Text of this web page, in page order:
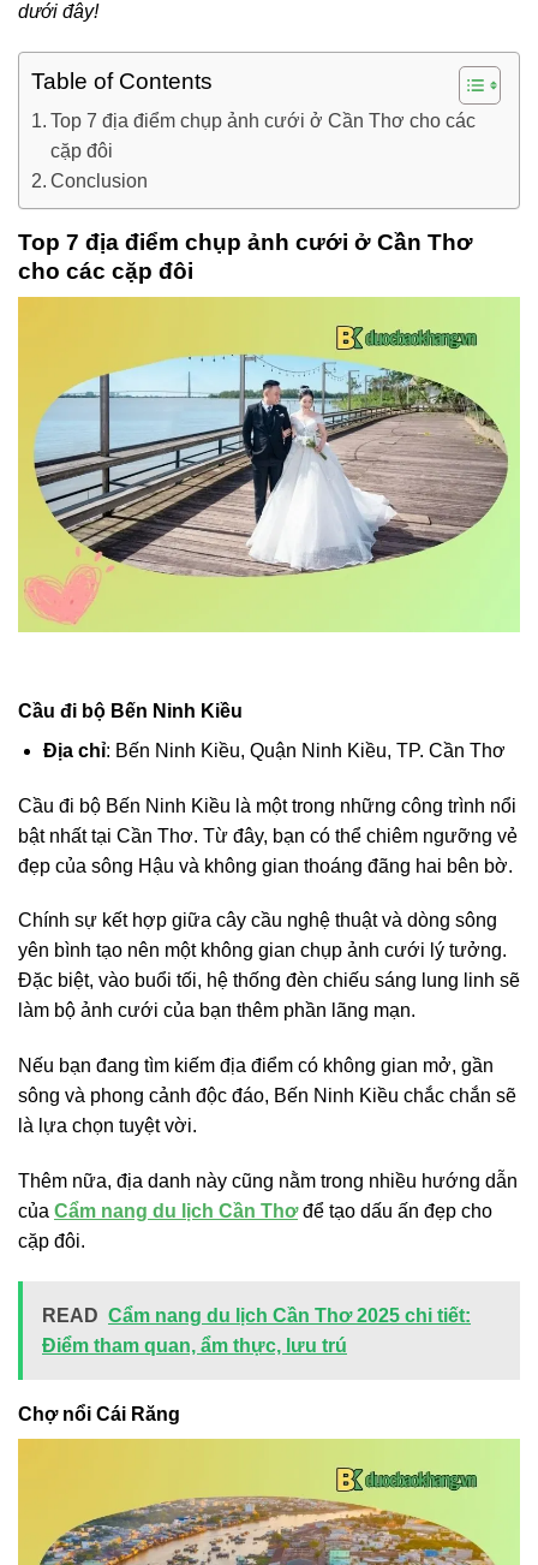
dưới đây!
Table of Contents
Top 7 địa điểm chụp ảnh cưới ở Cần Thơ cho các
cặp đôi
Conclusion
Top 7 địa điểm chụp ảnh cưới ở Cần Thơ
cho các cặp đôi
Cầu đi bộ Bến Ninh Kiều
Địa chỉ: Bến Ninh Kiều, Quận Ninh Kiều, TP. Cần Thơ
Cầu đi bộ Bến Ninh Kiều là một trong những công trình nổi
bật nhất tại Cần Thơ. Từ đây, bạn có thể chiêm ngưỡng vẻ
đẹp của sông Hậu và không gian thoáng đãng hai bên bờ.
Chính sự kết hợp giữa cây cầu nghệ thuật và dòng sông
yên bình tạo nên một không gian chụp ảnh cưới lý tưởng.
Đặc biệt, vào buổi tối, hệ thống đèn chiếu sáng lung linh sẽ
làm bộ ảnh cưới của bạn thêm phần lãng mạn.
Nếu bạn đang tìm kiếm địa điểm có không gian mở, gần
sông và phong cảnh độc đáo, Bến Ninh Kiều chắc chắn sẽ
là lựa chọn tuyệt vời.
Thêm nữa, địa danh này cũng nằm trong nhiều hướng dẫn
của Cẩm nang du lịch Cần Thơđể tạo dấu ấn đẹp cho
cặp đôi.
READ Cẩm nang du lịch Cần Thơ 2025 chi tiết:
Điểm tham quan, ẩm thực, lưu trú
Chợ nổi Cái Răng